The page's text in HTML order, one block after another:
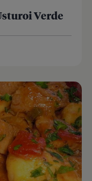
Verde